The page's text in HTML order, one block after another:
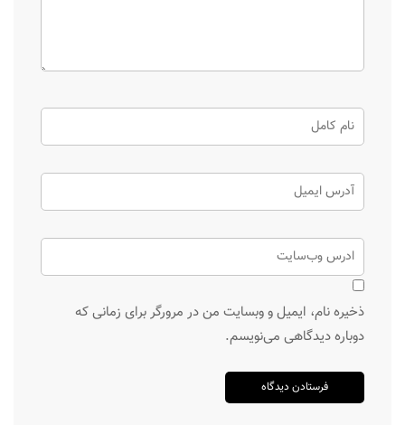
ذخیره نام، ایمیل و وبسایت من در مرورگر برای زمانی که
دوباره دیدگاهی می‌نویسم.